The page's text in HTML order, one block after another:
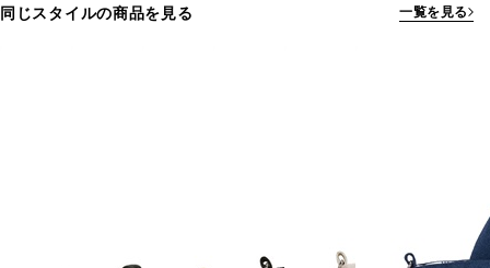
同じスタイルの商品を見る 一覧を見る